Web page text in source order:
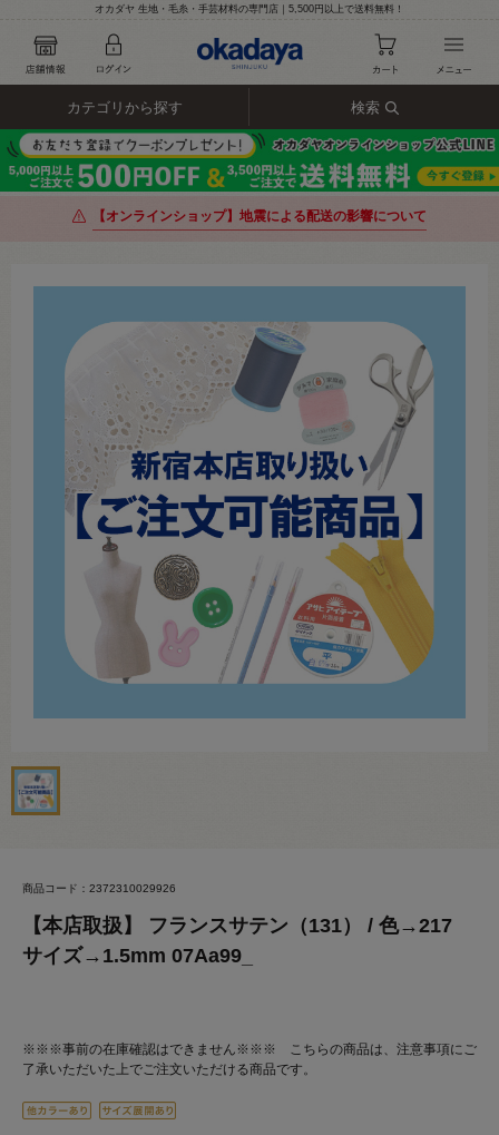
オカダヤ 生地・毛糸・手芸材料の専門店｜5,500円以上で送料無料！
カテゴリから探す 検索
【オンラインショップ】地震による配送の影響について
商品コード：2372310029926
【本店取扱】 フランスサテン（131） / 色→217
サイズ→1.5mm 07Aa99_
※※※事前の在庫確認はできません※※※ こちらの商品は、注意事項にご
了承いただいた上でご注文いただける商品です。